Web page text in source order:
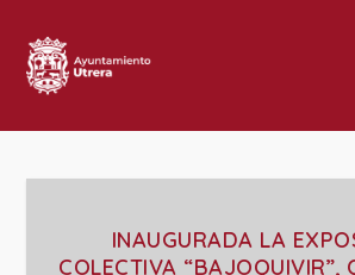
INAUGURADA LA
COLECTIVA “BAJOQUIVIR”,